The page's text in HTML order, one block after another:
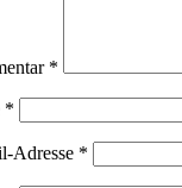
*
*
Adresse *